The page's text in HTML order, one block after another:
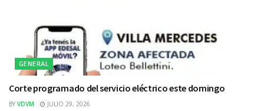
GENERAL
Corte programado del servicio eléctrico este domingo
BY VDVM JULIO 29, 2026